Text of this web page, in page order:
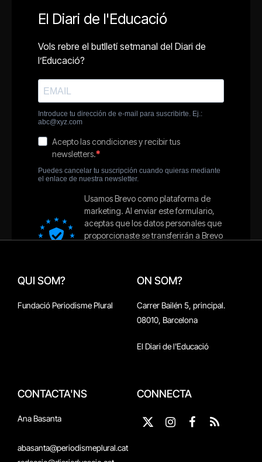
QUI SOM?
Fundació Periodisme Plural
ON SOM?
Carrer Bailén 5, principal.
08010, Barcelona
El Diari de l'Educació
CONTACTA'NS
Ana Basanta
abasanta@periodismeplural.cat
CONNECTA
X
InstagramFacebook
RSS